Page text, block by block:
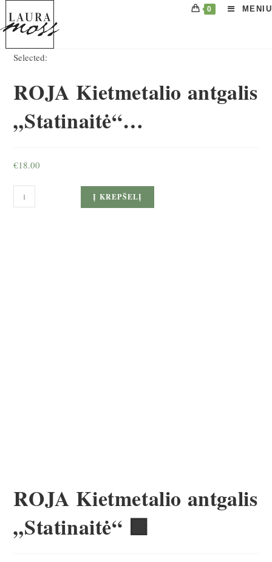
0 MENIU
Selected:
ROJA Kietmetalio antgalis
„Statinaitė“…
€18.00
produkto
kiekis:
Į KREPŠELĮ
ROJA Kietmetalio antgalis
„Statinaitė“ 🟩